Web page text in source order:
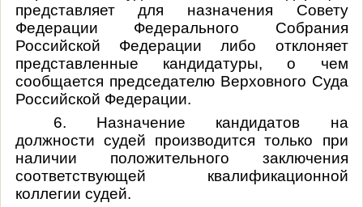
представляет для назначения Совету
Федерации Федерального Собрания
Российской Федерации либо отклоняет
представленные кандидатуры, о чем
сообщается председателю Верховного Суда
Российской Федерации.
6. Назначение кандидатов на
должности судей производится только при
наличии положительного заключения
соответствующей квалификационной
коллегии судей.